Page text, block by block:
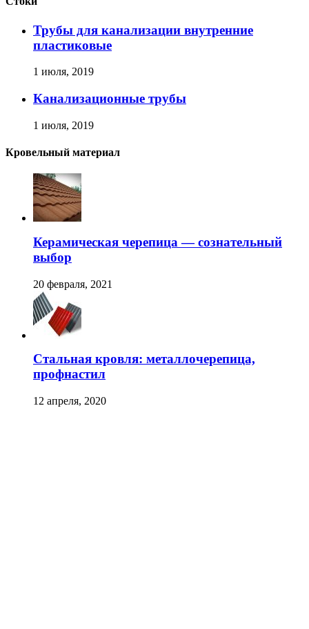
Трубы для канализации внутренние
пластиковые
1 июля, 2019
Канализационные трубы
1 июля, 2019
Кровельный материал
Керамическая черепица — сознательный
выбор
20 февраля, 2021
Стальная кровля: металлочерепица,
профнастил
12 апреля, 2020